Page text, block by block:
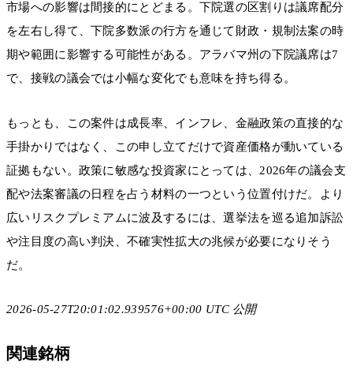
市場への影響は間接的にとどまる。下院選の区割りは議席配分
を左右し得て、下院多数派の行方を通じて財政・規制法案の時
期や範囲に影響する可能性がある。アラバマ州の下院議席は7
で、接戦の議会では小幅な変化でも意味を持ち得る。
もっとも、この案件は成長率、インフレ、金融政策の直接的な
手掛かりではなく、この申し立てだけで資産価格が動いている
証拠もない。政策に敏感な投資家にとっては、2026年の議会支
配や法案審議の日程を占う材料の一つという位置付けだ。より
広いリスクプレミアムに波及するには、選挙法を巡る追加訴訟
や注目度の高い判決、不確実性拡大の兆候が必要になりそう
だ。
2026-05-27T20:01:02.939576+00:00 UTC 公開
関連銘柄